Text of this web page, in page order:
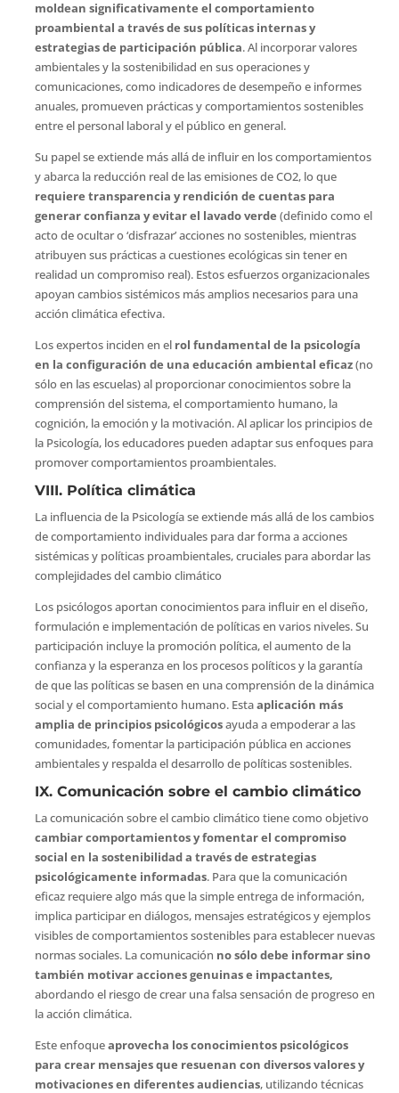
moldean significativamente el comportamiento
proambiental a través de sus políticas internas y
estrategias de participación pública. Al incorporar valores
ambientales y la sostenibilidad en sus operaciones y
comunicaciones, como indicadores de desempeño e informes
anuales, promueven prácticas y comportamientos sostenibles
entre el personal laboral y el público en general.
Su papel se extiende más allá de influir en los comportamientos
y abarca la reducción real de las emisiones de CO2, lo que
requiere transparencia y rendición de cuentas para
generar confianza y evitar el lavado verde (definido como el
acto de ocultar o ‘disfrazar’ acciones no sostenibles, mientras
atribuyen sus prácticas a cuestiones ecológicas sin tener en
realidad un compromiso real). Estos esfuerzos organizacionales
apoyan cambios sistémicos más amplios necesarios para una
acción climática efectiva.
Los expertos inciden en el rol fundamental de la psicología
en la configuración de una educación ambiental eficaz(no
sólo en las escuelas) al proporcionar conocimientos sobre la
comprensión del sistema, el comportamiento humano, la
cognición, la emoción y la motivación. Al aplicar los principios de
la Psicología, los educadores pueden adaptar sus enfoques para
promover comportamientos proambientales.
VIII. Política climática
La influencia de la Psicología se extiende más allá de los cambios
de comportamiento individuales para dar forma a acciones
sistémicas y políticas proambientales, cruciales para abordar las
complejidades del cambio climático
Los psicólogos aportan conocimientos para influir en el diseño,
formulación e implementación de políticas en varios niveles. Su
participación incluye la promoción política, el aumento de la
confianza y la esperanza en los procesos políticos y la garantía
de que las políticas se basen en una comprensión de la dinámica
social y el comportamiento humano. Estaaplicación más
amplia de principios psicológicosayuda a empoderar a las
comunidades, fomentar la participación pública en acciones
ambientales y respalda el desarrollo de políticas sostenibles.
IX. Comunicación sobre el cambio climático
La comunicación sobre el cambio climático tiene como objetivo
cambiar comportamientos y fomentar el compromiso
social en la sostenibilidad a través de estrategias
psicológicamente informadas. Para que la comunicación
eficaz requiere algo más que la simple entrega de información,
implica participar en diálogos, mensajes estratégicos y ejemplos
visibles de comportamientos sostenibles para establecer nuevas
normas sociales. La comunicación no sólo debe informar sino
también motivar acciones genuinas e impactantes,
abordando el riesgo de crear una falsa sensación de progreso en
la acción climática.
Este enfoqueaprovecha los conocimientos psicológicos
para crear mensajes que resuenan con diversos valores y
motivaciones en diferentes audiencias, utilizando técnicas